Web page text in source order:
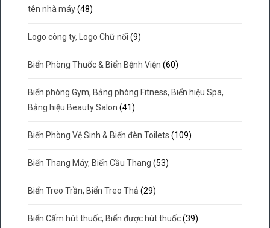
tên nhà máy (48)
Logo công ty, Logo Chữ nổi (9)
Biển Phòng Thuốc & Biển Bệnh Viện (60)
Biển phòng Gym, Bảng phòng Fitness, Biển hiệu Spa,
Bảng hiệu Beauty Salon (41)
Biển Phòng Vệ Sinh & Biển đèn Toilets (109)
Biển Thang Máy, Biển Cầu Thang (53)
Biển Treo Trần, Biển Treo Thả (29)
Biển Cấm hút thuốc, Biển được hút thuốc (39)